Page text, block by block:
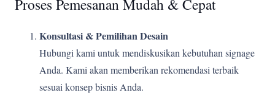
Proses Pemesanan Mudah & Cepat
Konsultasi & Pemilihan Desain
Hubungi kami untuk mendiskusikan kebutuhan signage
Anda. Kami akan memberikan rekomendasi terbaik
sesuai konsep bisnis Anda.